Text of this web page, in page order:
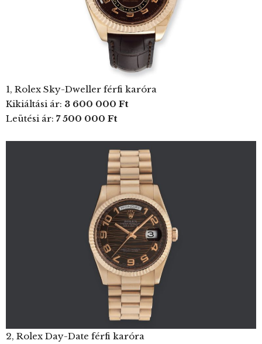
1, Rolex Sky-Dweller férfi karóra
Kikiáltási ár: 3 600 000 Ft
Leütési ár: 7 500 000 Ft
2, Rolex Day-Date férfi karóra